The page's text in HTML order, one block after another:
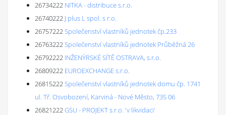
26734222 NITKA - distribuce s.r.o.
26740222 J plus L spol. s r.o.
26757222Společenství vlastníků jednotek čp.233
26763222Společenství vlastníků jednotek Průběžná 26
26792222 INŽENÝRSKÉ SÍTĚ OSTRAVA, s.r.o.
26809222 EUROEXCHANGE s.r.o.
26815222Společenství vlastníků jednotek domu čp. 1741
ul. Tř. Osvobození, Karviná - Nové Město, 735 06
26821222GSU - PROJEKT s.r.o. 'v likvidaci'